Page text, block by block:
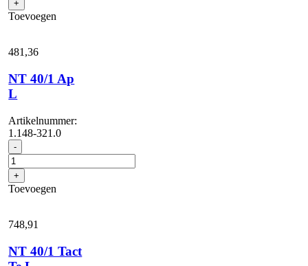
Te
M
+
Toevoegen
481,36
NT 40/1 Ap
L
Artikelnummer:
1.148-321.0
- NT
40/1
Ap
L
aantal
+
Toevoegen
748,91
NT 40/1 Tact